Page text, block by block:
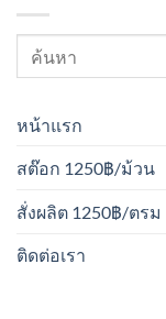
หน้าแรก
สต๊อก 1250฿/ม้วน
สั่งผลิต 1250฿/ตรม
ติดต่อเรา